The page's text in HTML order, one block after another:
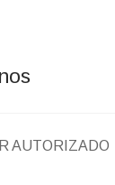
AUTORIZADO